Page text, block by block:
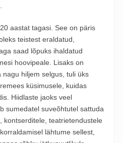
aastat tagasi. See on päris
teistest eraldatud,
saad lõpuks ihaldatud
hoovipeale. Lisaks on
hiljem selgus, tuli üks
küsimusele, kuidas
Hiidlaste jaoks veel
sumedatel suveõhtutel sattuda
kontserditele, teatrietendustele
lähtume sellest,